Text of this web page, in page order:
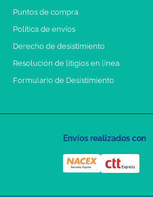
Puntos de compra
Política de envíos
Derecho de desistimiento
Resolución de litigios en línea
Formulario de Desistimiento
Envíos realizados con